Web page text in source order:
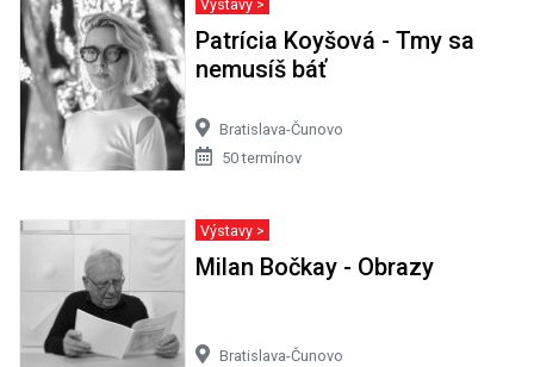
Patrícia Koyšová - Tmy sa
nemusíš báť
Bratislava-Čunovo
50 termínov
Výstavy >
Milan Bočkay - Obrazy
Bratislava-Čunovo